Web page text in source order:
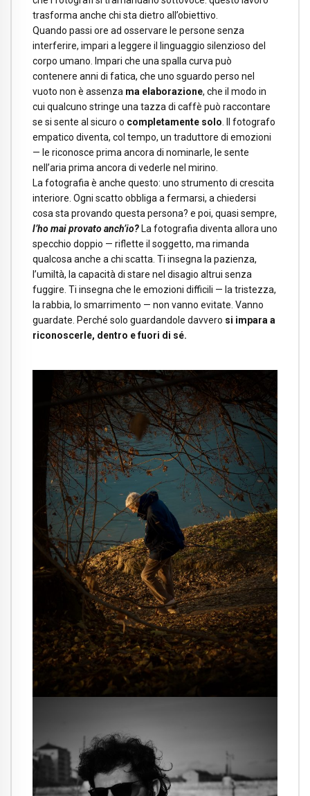
trasforma anche chi sta dietro all’obiettivo.
Quando passi ore ad osservare le persone senza
interferire, impari a leggere il linguaggio silenzioso del
corpo umano. Impari che una spalla curva può
contenere anni di fatica, che uno sguardo perso nel
vuoto non è assenza ma elaborazione, che il modo in
cui qualcuno stringe una tazza di caffè può raccontare
se si sente al sicuro o completamente solo . Il fotografo
empatico diventa, col tempo, un traduttore di emozioni
— le riconosce prima ancora di nominarle, le sente
nell’aria prima ancora di vederle nel mirino.
La fotografia è anche questo: uno strumento di crescita
interiore. Ogni scatto obbliga a fermarsi, a chiedersi
cosa sta provando questa persona? e poi, quasi sempre,
l’ho mai provato anch’io?La fotografia diventa allora uno
specchio doppio — riflette il soggetto, ma rimanda
qualcosa anche a chi scatta. Ti insegna la pazienza,
l’umiltà, la capacità di stare nel disagio altrui senza
fuggire. Ti insegna che le emozioni difficili — la tristezza,
la rabbia, lo smarrimento — non vanno evitate. Vanno
guardate. Perché solo guardandole davvero si impara a
riconoscerle, dentro e fuori di sé.